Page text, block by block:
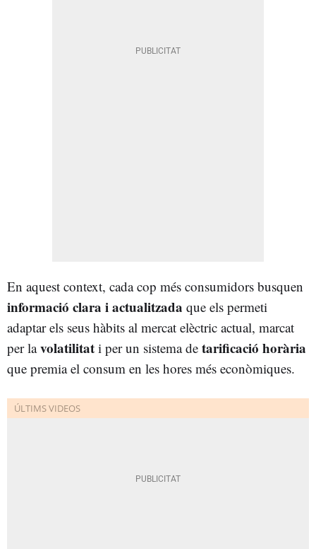
En aquest context, cada cop més consumidors busquen
informació clara i actualitzada que els permeti
adaptar els seus hàbits al mercat elèctric actual, marcat
per lavolatilitat i per un sistema de tarificació horària
que premia el consum en les hores més econòmiques.